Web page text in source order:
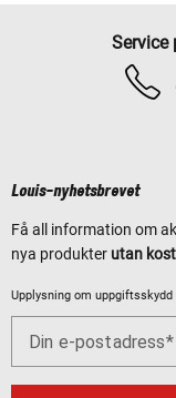
Service
Louis-nyhetsbrevet
Få all information om
nya produkter utan
Upplysning om uppgiftsskydd
Din e-postadress